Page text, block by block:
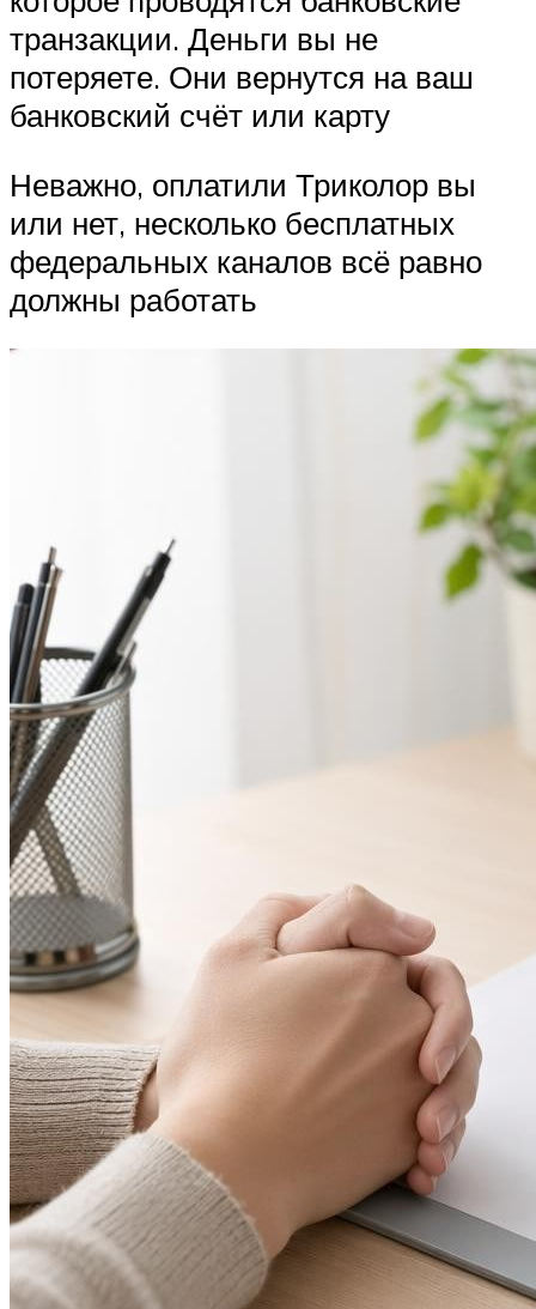
транзакции. Деньги вы не
потеряете. Они вернутся на ваш
банковский счёт или карту
Неважно, оплатили Триколор вы
или нет, несколько бесплатных
федеральных каналов всё равно
должны работать